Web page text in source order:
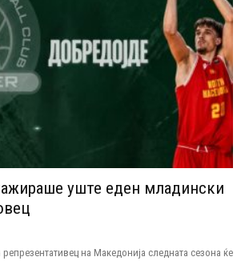
уште еден младински
на Македонија следната сезона ќе